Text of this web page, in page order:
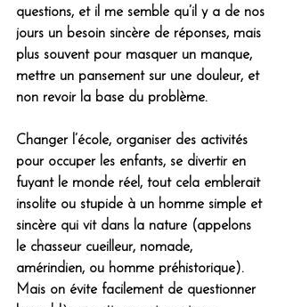
questions, et il me semble qu’il y a de nos
jours un besoin sincère de réponses, mais
plus souvent pour masquer un manque,
mettre un pansement sur une douleur, et
non revoir la base du problème.
Changer l’école, organiser des activités
pour occuper les enfants, se divertir en
fuyant le monde réel, tout cela emblerait
insolite ou stupide à un homme simple et
sincère qui vit dans la nature (appelons
le chasseur cueilleur, nomade,
amérindien, ou homme préhistorique).
Mais on évite facilement de questionner